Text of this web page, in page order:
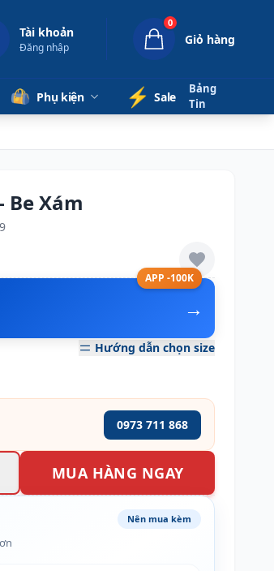
Tài khoản
Đăng nhập
0
Giỏ hàng
Phụ kiện ⚡️ Sale
Bảng
Tin
Be Xám
APP -100K
→
Hướng dẫn chọn size
0973 711 868
MUA HÀNG NGAY
Nên mua kèm